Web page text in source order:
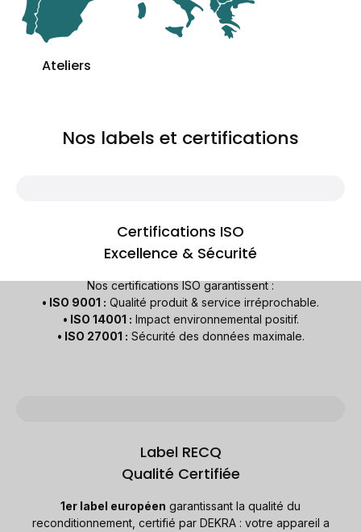
Ateliers
Nos labels et certifications
Certifications ISO
Excellence & Sécurité
Nos certifications ISO garantissent :
• ISO 9001 : Qualité produit & service irréprochable.
• ISO 14001 : Impact environnemental positif.
• ISO 27001 : Sécurité des données maximale.
Label RECQ
Qualité Certifiée
1er label européen garantissant la qualité du
reconditionnement, certifié par DEKRA : votre appareil a